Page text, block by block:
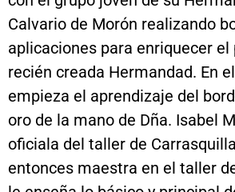
Calvario de Morón realizando
aplicaciones para enriquecer
recién creada Hermandad. En
empieza el aprendizaje del
oro de la mano de Dña. Isabel
oficiala del taller de
entonces maestra en el taller